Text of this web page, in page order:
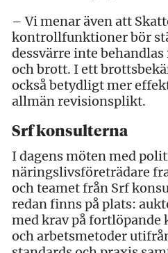
– Vi menar även att
kontrollfunktioner bör
dessvärre inte
och brott. I ett
också betydligt mer
allmän revisionsplikt.
Srf konsulterna
I dagens möten med
näringslivsföreträdare
och teamet från Srf
redan finns på plats:
med krav på
och arbetsmetoder